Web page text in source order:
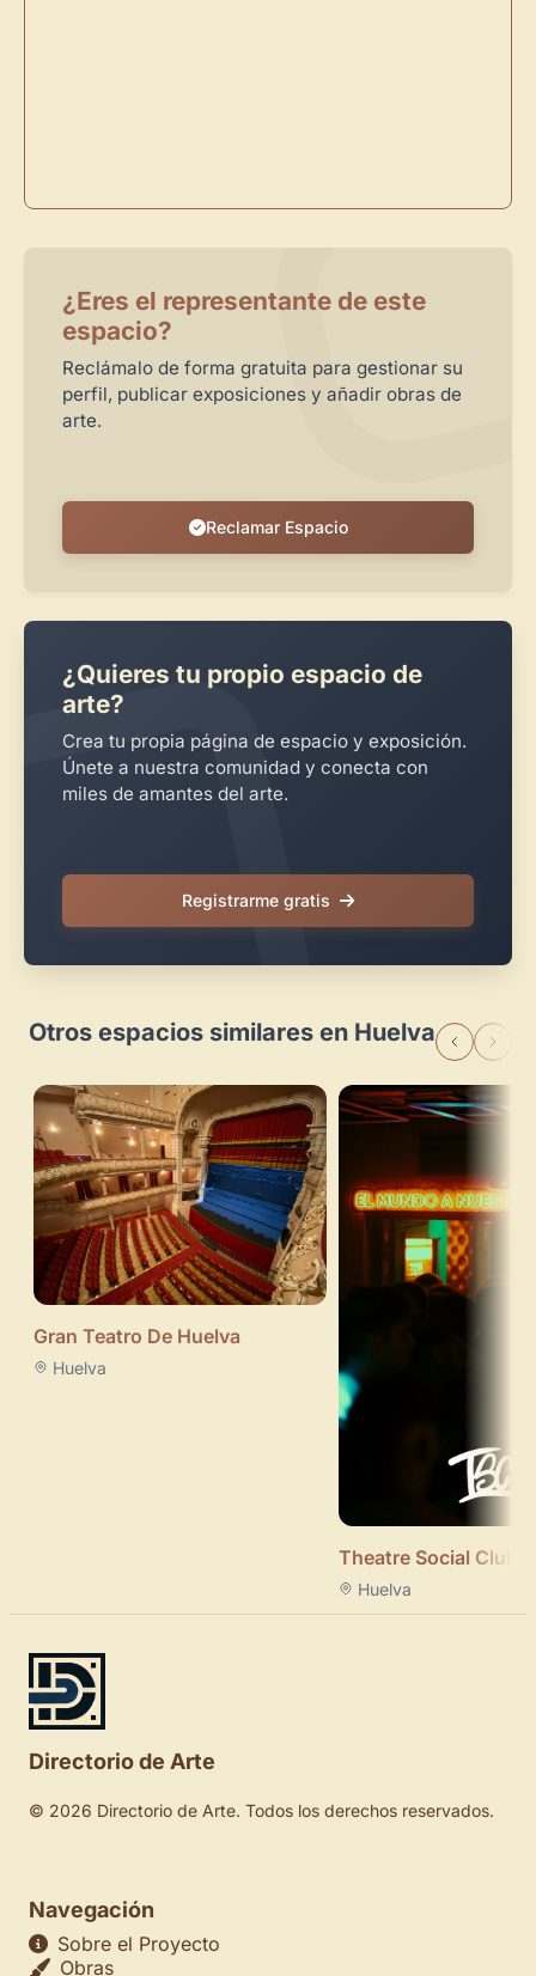
¿Eres el representante de este
espacio?
Reclámalo de forma gratuita para gestionar su
perfil, publicar exposiciones y añadir obras de
arte.
Reclamar Espacio
¿Quieres tu propio espacio de
arte?
Crea tu propia página de espacio y exposición.
Únete a nuestra comunidad y conecta con
miles de amantes del arte.
Registrarme gratis
Otros espacios similares en Huelva
Gran Teatro De Huelva
Huelva
Theatre Social Club
Huelva
Directorio de Arte
© 2026 Directorio de Arte. Todos los derechos reservados.
Navegación
Sobre el Proyecto
Obras
Administra tu Espacio de Arte
Sigue las visitas de tus obras
Crear cuenta y abrir mi Panel Explorar obras